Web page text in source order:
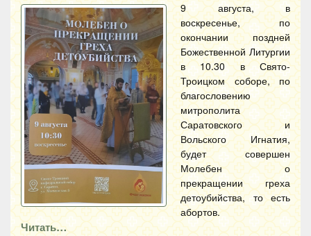
9 августа, в
воскресенье, по
окончании поздней
Божественной Литургии
в 10.30 в Свято-
Троицком соборе, по
благословению
митрополита
Саратовского и
Вольского Игнатия,
будет совершен
Молебен о
прекращении греха
детоубийства, то есть
абортов.
Читать…